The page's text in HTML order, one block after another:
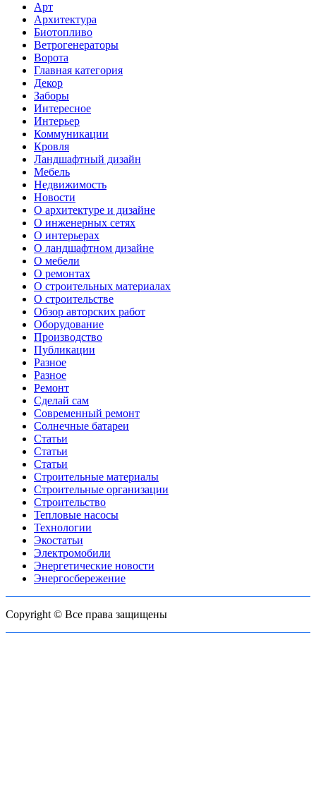
Арт
Архитектура
Биотопливо
Ветрогенераторы
Ворота
Главная категория
Декор
Заборы
Интересное
Интерьер
Коммуникации
Кровля
Ландшафтный дизайн
Мебель
Недвижимость
Новости
О архитектуре и дизайне
О инженерных сетях
О интерьерах
О ландшафтном дизайне
О мебели
О ремонтах
О строительных материалах
О строительстве
Обзор авторских работ
Оборудование
Производство
Публикации
Разное
Разное
Ремонт
Сделай сам
Современный ремонт
Солнечные батареи
Статьи
Статьи
Статьи
Строительные материалы
Строительные организации
Строительство
Тепловые насосы
Технологии
Экостатьи
Электромобили
Энергетические новости
Энергосбережение
Copyright © Все права защищены